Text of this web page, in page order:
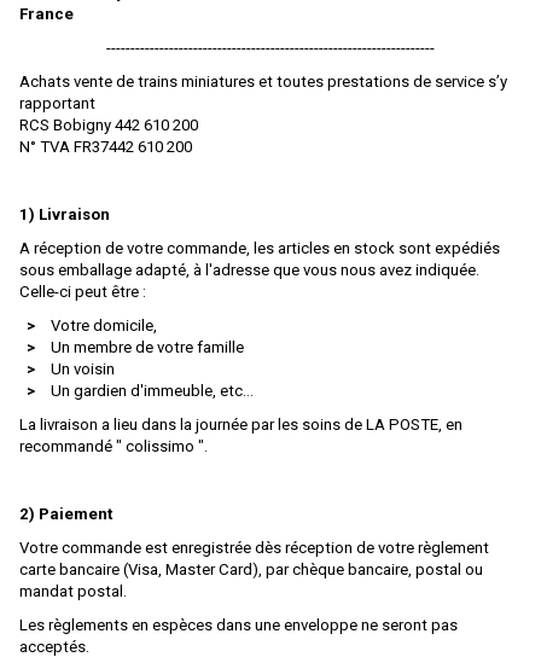
Camions
DIORAMAS
Engins Agricoles/travaux
Locomotives À Vapeur
Matériel De Voies
Militaires/Pompiers/Polices/Ambulances
Motos / Triporteurs / Velos
Rails Et Accessoires De Voies
Voitures Voyageurs
Véhicules
Wagons
AIM
Albedo
ALBERT MODELL
AMINTIRI FEROVIAIRE
APOCOPE
ARISTO CRAFT
ARNOLD
Art-Toys / Wespe Models
Artitec
ARTRAIN
TAB - Marque Disparue
France
--------------------------------------------------------------------
Achats vente de trains miniatures et toutes prestations de service s’y
rapportant
RCS Bobigny 442 610 200
N° TVA FR37442 610 200
1) Livraison
A réception de votre commande, les articles en stock sont expédiés
sous emballage adapté, à l'adresse que vous nous avez indiquée.
Celle-ci peut être :
Votre domicile,
Un membre de votre famille
Un voisin
Un gardien d'immeuble, etc…
La livraison a lieu dans la journée par les soins de LA POSTE, en
recommandé " colissimo ".
2) Paiement
Votre commande est enregistrée dès réception de votre règlement
carte bancaire (Visa, Master Card), par chèque bancaire, postal ou
mandat postal.
Les règlements en espèces dans une enveloppe ne seront pas
acceptés.